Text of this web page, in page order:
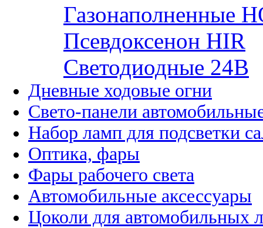
Газонаполненные
Псевдоксенон HIR
Cветодиодные 24B
Дневные ходовые огни
Свето-панели
Набор ламп для подсветки
Оптика, фары
Фары рабочего света
Автомобильные аксессуары
Цоколи для автомобильных